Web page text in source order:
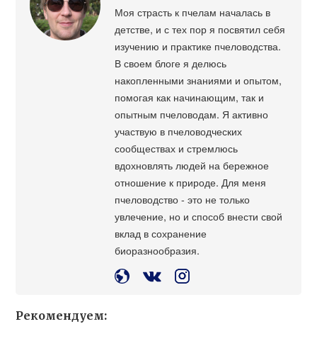
Моя страсть к пчелам началась в
детстве, и с тех пор я посвятил себя
изучению и практике пчеловодства.
В своем блоге я делюсь
накопленными знаниями и опытом,
помогая как начинающим, так и
опытным пчеловодам. Я активно
участвую в пчеловодческих
сообществах и стремлюсь
вдохновлять людей на бережное
отношение к природе. Для меня
пчеловодство - это не только
увлечение, но и способ внести свой
вклад в сохранение
биоразнообразия.
Рекомендуем: